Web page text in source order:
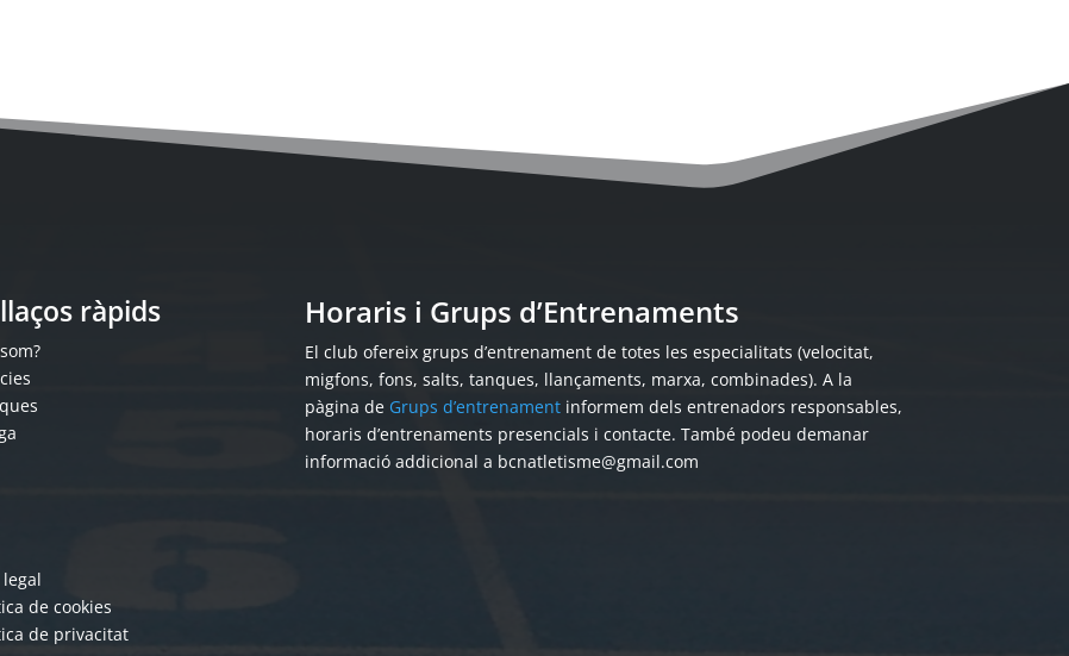
ràpids
de cookies
de privacitat
Horaris i Grups d’Entrenaments
El club ofereix grups d’entrenament de totes les especialitats (velocitat,
migfons, fons, salts, tanques, llançaments, marxa, combinades). A la
pàgina de Grups d’entrenamentinformem dels entrenadors responsables,
horaris d’entrenaments presencials i contacte. També podeu demanar
informació addicional a bcnatletisme@gmail.com